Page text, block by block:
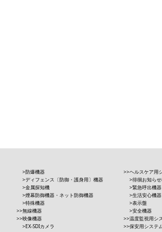
防爆機器
ディフェンス〔防御・護身用〕機器
金属探知機
煙幕防御機器・ネット防御機器
特殊機器
無線機器
映像機器
EX-SDIカメラ
ヘルスケア用
徘徊お知ら
緊急呼出機器
生活安心機器
表示盤
安全機器
温度監視用シ
保安用システ